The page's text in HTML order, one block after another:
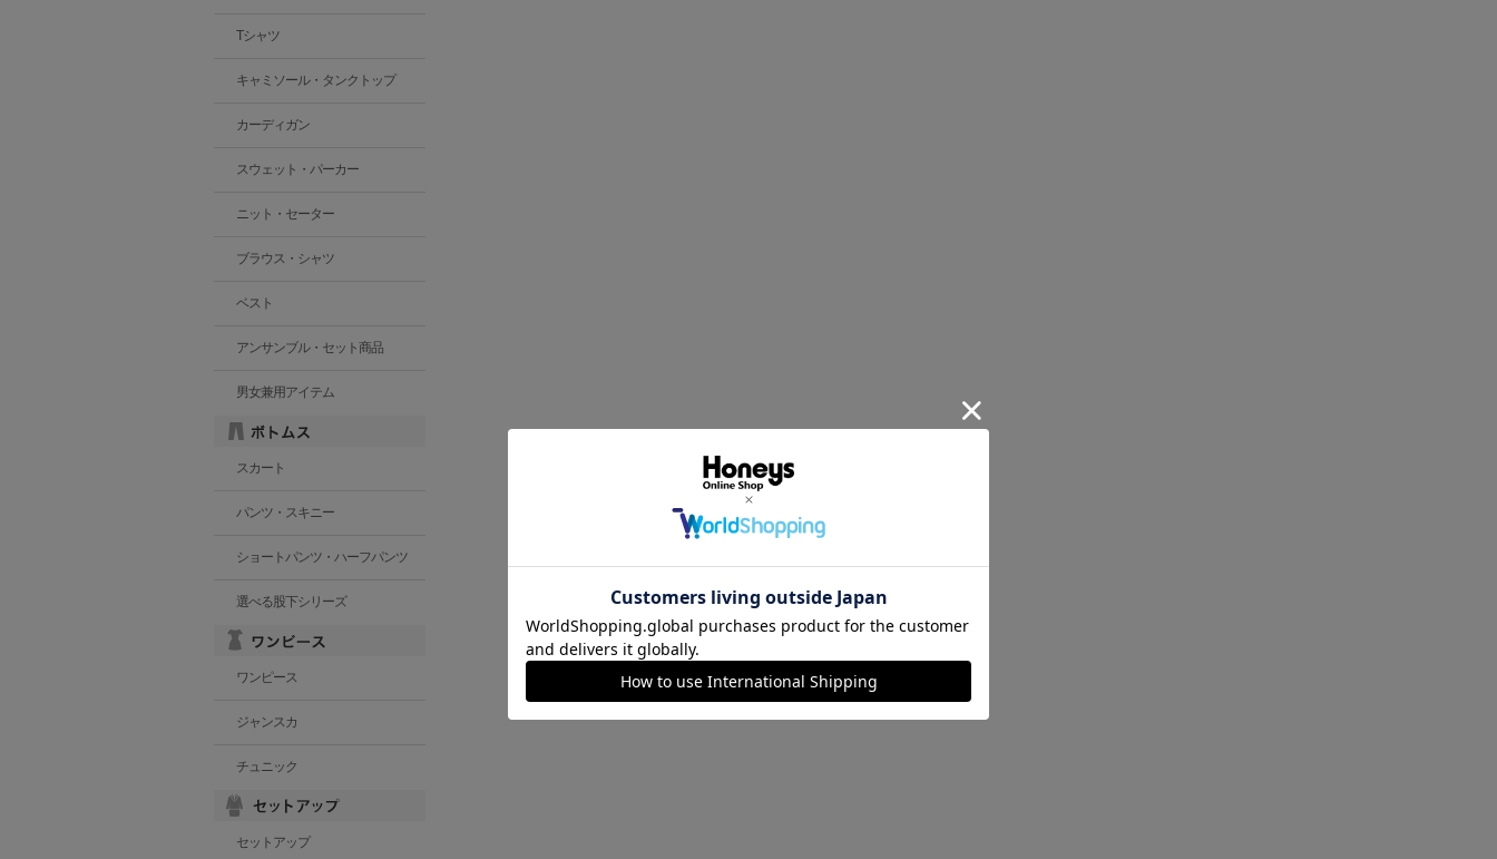
Tシャツ
キャミソール・タンクトップ
カーディガン
スウェット・パーカー
ニット・セーター
ブラウス・シャツ
ベスト
アンサンブル・セット商品
男女兼用アイテム
スカート
パンツ・スキニー
ショートパンツ・ハーフパンツ
選べる股下シリーズ
ワンピース
ジャンスカ
チュニック
セットアップ